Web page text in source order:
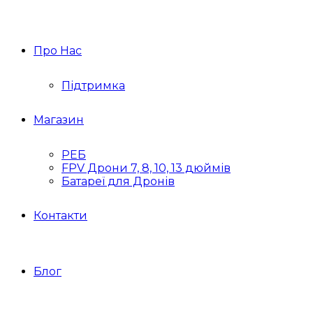
Про Нас
Підтримка
Магазин
РЕБ
FPV Дрони 7, 8, 10, 13 дюймів
Батареї для Дронів
Контакти
Блог